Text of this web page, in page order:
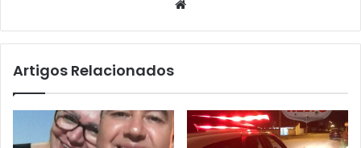
te
Artigos Relacionados